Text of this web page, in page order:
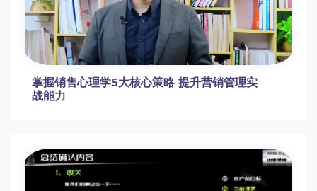
掌握销售心理学5大核心策略 提升营销管理实
战能力